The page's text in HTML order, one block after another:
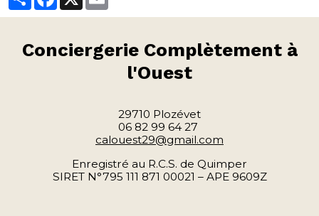
Conciergerie Complètement à
l'Ouest
29710 Plozévet
06 82 99 64 27
calouest29@gmail.com
Enregistré au R.C.S. de Quimper
SIRET N°795 111 871 00021 – APE 9609Z